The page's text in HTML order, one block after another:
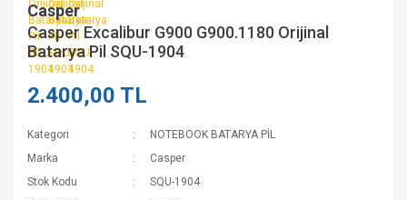
Casper
Casper Excalibur G900 G900.1180 Orijinal
Batarya Pil SQU-1904
2.400,00 TL
Kategori
NOTEBOOK BATARYA PİL
Marka
Casper
Stok Kodu
SQU-1904